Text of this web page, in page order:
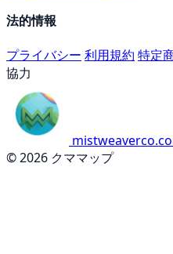
法的情報
プライバシー 利用規約 特定
協力
© 2026 クママップ